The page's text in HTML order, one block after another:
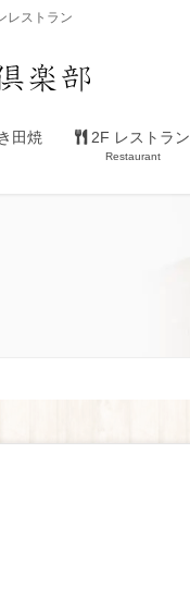
レストラン
田焼 2F レストラン
Restaurant